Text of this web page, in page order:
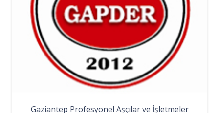
Gaziantep Profesyonel Aşçılar ve İşletmeler